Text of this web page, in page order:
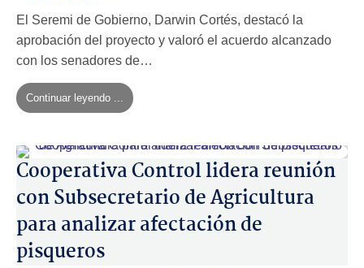
El Seremi de Gobierno, Darwin Cortés, destacó la
aprobación del proyecto y valoró el acuerdo alcanzado
con los senadores de…
Continuar leyendo ...
Cooperativa Control lidera reunión
con Subsecretario de Agricultura
para analizar afectación de
pisqueros